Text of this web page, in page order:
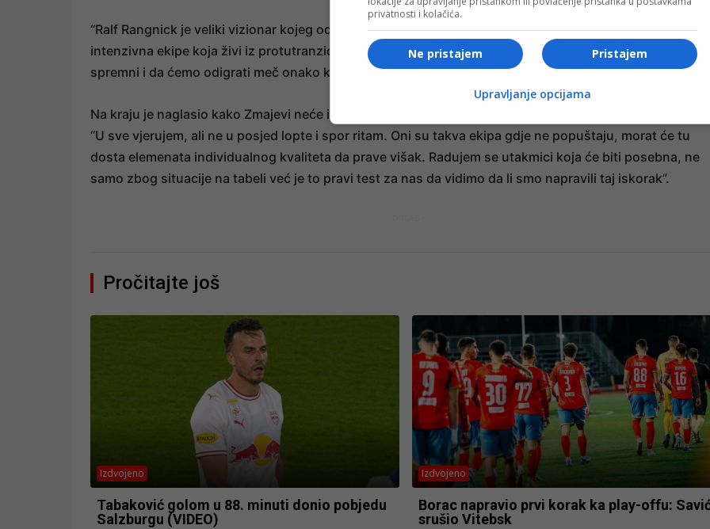
“Ralf Rangnick je veliki vizionar kojeg odavno pratim. Bez vizije i plana vam ništa ne vrijedi, oni su
intenzivna ekipe koja živi iz protutranzicije, moramo voditi računa o takvim stvarima, ali mislim da smo
spremni i da ćemo odigrati meč onako kako želim”.
Na kraju je naglasio kako Zmajevi neće igrati na sigurno i spor ritam:
“U sve vjerujem, ali ne u posjed lopte i spor ritam. Oni su takva ekipa gdje ne popuštaju, morat će tu
dosta elemenata individualnog kvaliteta da prave višak. Radujem se utakmici koja će biti posebna, ne
samo zbog situacije na tabeli već je to pravi test za nas da vidimo da li smo napravili taj iskorak”.
Pročitajte još
Izdvojeno
Tabaković golom u 88. minuti donio pobjedu
Salzburgu (VIDEO)
Izdvojeno
Borac napravio prvi korak ka play-offu:
srušio Vitebsk
privatnosti i kolačića.
Pristajem
Ne pristajem
Upravljanje opcijama